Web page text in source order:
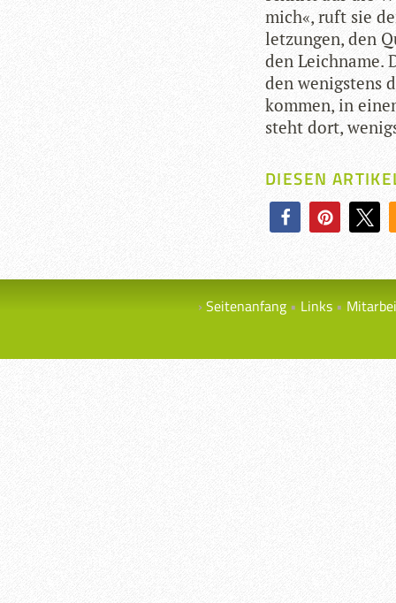
mich«, ruft sie
let­zun­gen, den
den Leich­name.
den wenigs­tens
kom­men, in
steht dort,
DIESEN
Seitenanfang Links